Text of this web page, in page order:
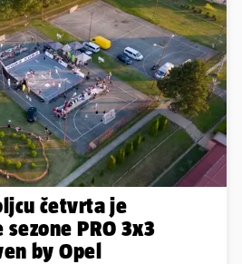
četvrta je
PRO 3x3
by Opel